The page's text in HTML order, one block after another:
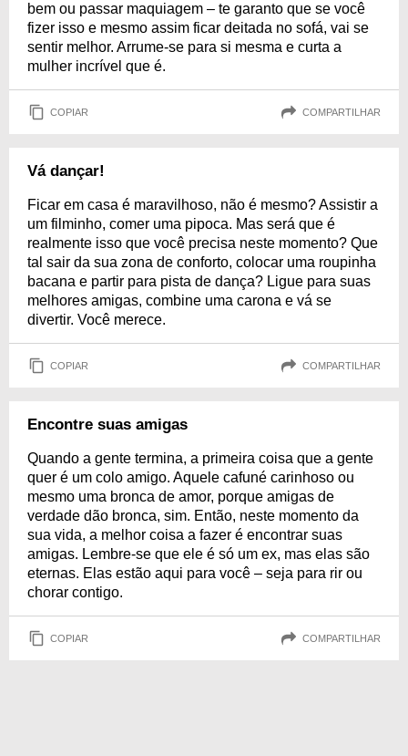
bem ou passar maquiagem – te garanto que se você
fizer isso e mesmo assim ficar deitada no sofá, vai se
sentir melhor. Arrume-se para si mesma e curta a
mulher incrível que é.
COPIAR COMPARTILHAR
Vá dançar!
Ficar em casa é maravilhoso, não é mesmo? Assistir a
um filminho, comer uma pipoca. Mas será que é
realmente isso que você precisa neste momento? Que
tal sair da sua zona de conforto, colocar uma roupinha
bacana e partir para pista de dança? Ligue para suas
melhores amigas, combine uma carona e vá se
divertir. Você merece.
COPIAR COMPARTILHAR
Encontre suas amigas
Quando a gente termina, a primeira coisa que a gente
quer é um colo amigo. Aquele cafuné carinhoso ou
mesmo uma bronca de amor, porque amigas de
verdade dão bronca, sim. Então, neste momento da
sua vida, a melhor coisa a fazer é encontrar suas
amigas. Lembre-se que ele é só um ex, mas elas são
eternas. Elas estão aqui para você – seja para rir ou
chorar contigo.
COPIAR COMPARTILHAR